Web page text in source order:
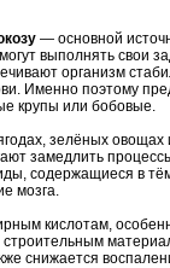
— основной
выполнять
организм
Именно поэтому
крупы или бобовые.
зелёных
замедлить
содержащиеся в
мозга.
кислотам,
снижается